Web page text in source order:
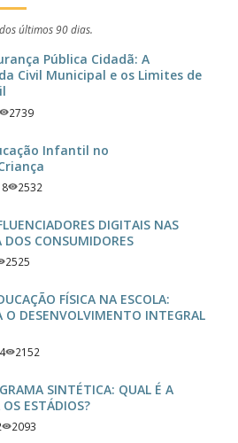
últimos 90 dias.
Pública Cidadã: A
Civil Municipal e os Limites de
2739
Infantil no
2532
DIGITAIS NAS
DOS CONSUMIDORES
2525
FÍSICA NA ESCOLA:
O DESENVOLVIMENTO INTEGRAL
2152
SINTÉTICA: QUAL É A
ESTÁDIOS?
2093